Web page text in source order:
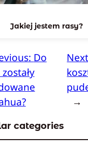
Jakiej jestem rasy?
Do
→
categories